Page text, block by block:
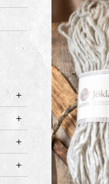
Isländska
Islandströjor
och
Designdär du
Istex Lettlopi
kan du hitta
ospunna ullen
så är det